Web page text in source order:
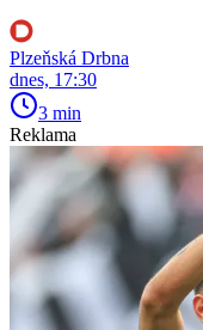
Plzeňská Drbna
dnes, 17:30
3 min
Reklama